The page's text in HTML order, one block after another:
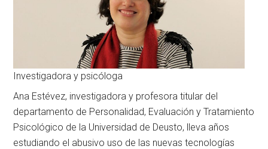
Investigadora y psicóloga
Ana Estévez, investigadora y profesora titular del
departamento de Personalidad, Evaluación y Tratamiento
Psicológico de la Universidad de Deusto, lleva años
estudiando el abusivo uso de las nuevas tecnologías